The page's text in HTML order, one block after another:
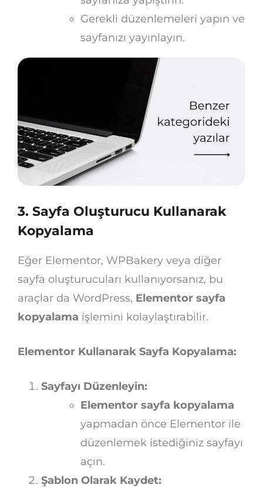
Gerekli düzenlemeleri yapın ve
sayfanızı yayınlayın.
3. Sayfa Oluşturucu Kullanarak
Kopyalama
Eğer Elementor, WPBakery veya diğer
sayfa oluşturucuları kullanıyorsanız, bu
araçlar da WordPress, Elementor sayfa
kopyalama işlemini kolaylaştırabilir.
Elementor Kullanarak Sayfa Kopyalama:
Sayfayı Düzenleyin:
Elementor sayfa kopyalama
yapmadan önce Elementor ile
düzenlemek istediğiniz sayfayı
açın.
Şablon Olarak Kaydet: